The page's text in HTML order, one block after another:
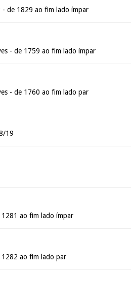
de 1829 ao fim lado ímpar
- de 1759 ao fim lado ímpar
- de 1760 ao fim lado par
19
1281 ao fim lado ímpar
1282 ao fim lado par